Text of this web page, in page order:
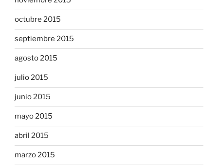
octubre 2015
septiembre 2015
agosto 2015
julio 2015
junio 2015
mayo 2015
abril 2015
marzo 2015